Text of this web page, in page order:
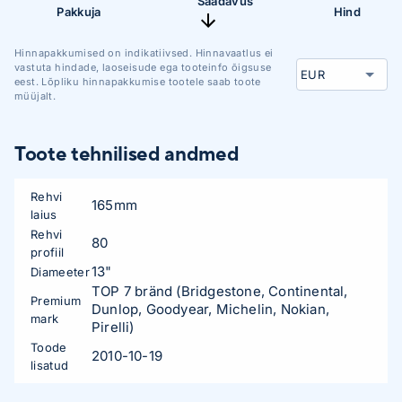
Pakkuja Hind
Hinnapakkumised on indikatiivsed. Hinnavaatlus ei
vastuta hindade, laoseisude ega tooteinfo õigsuse
eest. Lõpliku hinnapakkumise tootele saab toote
müüjalt.
Toote tehnilised andmed
Rehvi
laius
165mm
Rehvi
profiil
80
Diameeter13"
Premium
mark
TOP 7 bränd (Bridgestone, Continental,
Dunlop, Goodyear, Michelin, Nokian,
Pirelli)
Toode
lisatud
2010-10-19